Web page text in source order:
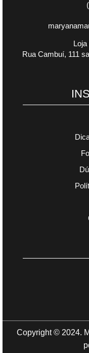
Rua Cambuí, 111
Copyright © 2024.